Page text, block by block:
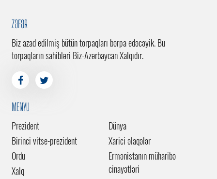
ZƏFƏR
Biz azad edilmiş bütün torpaqları bərpa edəcəyik. Bu
torpaqların sahibləri Biz-Azərbaycan Xalqıdır.
MENYU
Prezident
Birinci vitse-prezident
Ordu
Xalq
Dünya
Xarici əlaqələr
Ermənistanın müharibə
cinayətləri